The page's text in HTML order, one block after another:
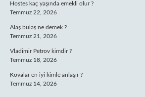
Hostes kaç yaşında emekli olur ?
Temmuz 22, 2026
Alaş bulaş ne demek ?
Temmuz 21, 2026
Vladimir Petrov kimdir ?
Temmuz 18, 2026
Kovalar en iyi kimle anlaşır ?
Temmuz 14, 2026